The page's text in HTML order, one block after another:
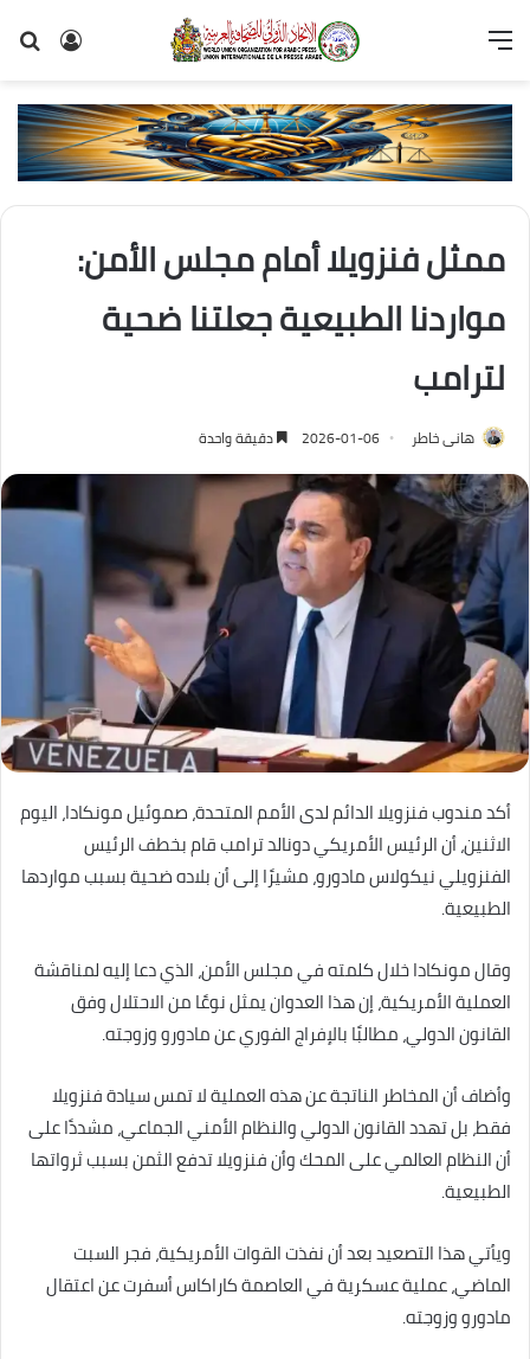
تسجيل
القائمة
ممثل فنزويلا أمام مجلس الأمن:
مواردنا الطبيعية جعلتنا ضحية
لترامب
هانى خاطر 2026-01-06 دقيقة واحدة
أكد مندوب فنزويلا الدائم لدى الأمم المتحدة، صموئيل مونكادا، اليوم
الاثنين، أن الرئيس الأمريكي دونالد ترامب قام بخطف الرئيس
الفنزويلي نيكولاس مادورو، مشيرًا إلى أن بلاده ضحية بسبب مواردها
الطبيعية.
وقال مونكادا خلال كلمته في مجلس الأمن، الذي دعا إليه لمناقشة
العملية الأمريكية، إن هذا العدوان يمثل نوعًا من الاحتلال وفق
القانون الدولي، مطالبًا بالإفراج الفوري عن مادورو وزوجته.
وأضاف أن المخاطر الناتجة عن هذه العملية لا تمس سيادة فنزويلا
فقط، بل تهدد القانون الدولي والنظام الأمني الجماعي، مشددًا على
أن النظام العالمي على المحك وأن فنزويلا تدفع الثمن بسبب ثرواتها
الطبيعية.
ويأتي هذا التصعيد بعد أن نفذت القوات الأمريكية، فجر السبت
الماضي، عملية عسكرية في العاصمة كاراكاس أسفرت عن اعتقال
مادورو وزوجته.